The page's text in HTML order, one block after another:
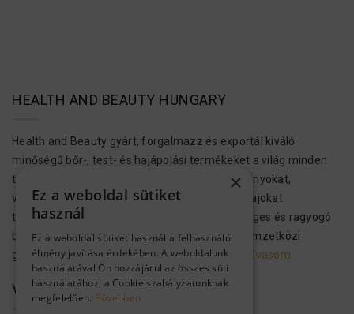
HEALTH AND BEAUTY HUNGARY
Health and Beauty gyárt, forgalmazz és exportál kiváló
minőségű bőr-, test- és hajápolási termékeket a világ minden
tájára. Ezek a kozmetikumok Holt-tengeri ásványokat,
vitaminokat, növényi kivonatokat és aromás olajokat
tartalmaznak, hogy megvalósítsák az egészséges és ragyogó
bőrt és hajat. A H&B kozmetikai termékek a nemzetközi
gyártási előírásoknak megfelelően…..Tovább olvasom
VEVŐSZOLGÁLAT
×
Ez a weboldal sütiket
használ
Ez a weboldal sütiket használ a felhasználói
élmény javítása érdekében. A weboldalunk
használatával Ön hozzájárul az összes süti
használatához, a Cookie szabályzatunknak
megfelelően. Bővebben